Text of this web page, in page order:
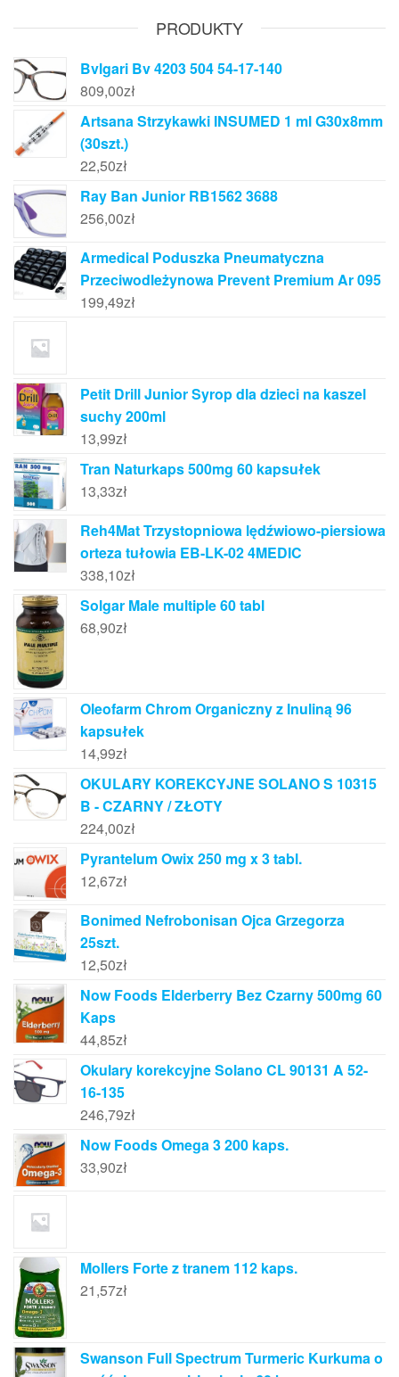
PRODUKTY
Bvlgari Bv 4203 504 54-17-140
809,00zł
Artsana Strzykawki INSUMED 1 ml G30x8mm
(30szt.)
22,50zł
Ray Ban Junior RB1562 3688
256,00zł
Armedical Poduszka Pneumatyczna
Przeciwodleżynowa Prevent Premium Ar 095
199,49zł
Petit Drill Junior Syrop dla dzieci na kaszel
suchy 200ml
13,99zł
Tran Naturkaps 500mg 60 kapsułek
13,33zł
Reh4Mat Trzystopniowa lędźwiowo-piersiowa
orteza tułowia EB-LK-02 4MEDIC
338,10zł
Solgar Male multiple 60 tabl
68,90zł
Oleofarm Chrom Organiczny z Inuliną 96
kapsułek
14,99zł
OKULARY KOREKCYJNE SOLANO S 10315
B - CZARNY / ZŁOTY
224,00zł
Pyrantelum Owix 250 mg x 3 tabl.
12,67zł
Bonimed Nefrobonisan Ojca Grzegorza
25szt.
12,50zł
Now Foods Elderberry Bez Czarny 500mg 60
Kaps
44,85zł
Okulary korekcyjne Solano CL 90131 A 52-
16-135
246,79zł
Now Foods Omega 3 200 kaps.
33,90zł
Mollers Forte z tranem 112 kaps.
21,57zł
Swanson Full Spectrum Turmeric Kurkuma o